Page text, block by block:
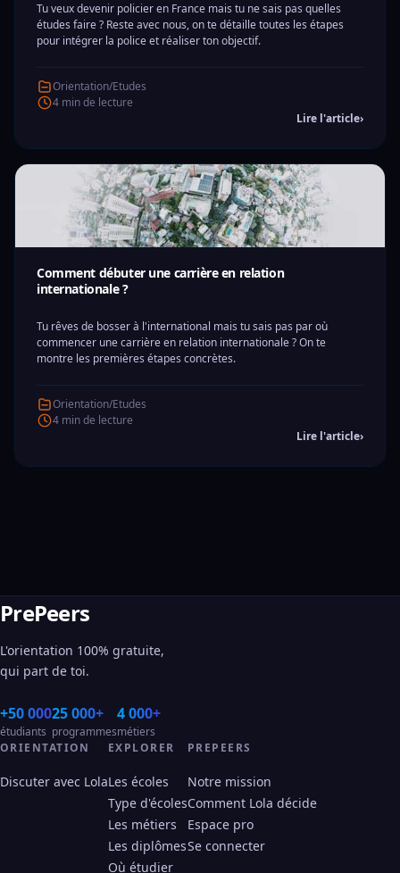
Tu veux devenir policier en France mais tu ne sais pas quelles
études faire ? Reste avec nous, on te détaille toutes les étapes
pour intégrer la police et réaliser ton objectif.
Orientation/Etudes
4 min de lecture
Lire l'article›
Comment débuter une carrière en relation
internationale ?
Tu rêves de bosser à l'international mais tu sais pas par où
commencer une carrière en relation internationale ? On te
montre les premières étapes concrètes.
Orientation/Etudes
4 min de lecture
Lire l'article›
PrePeers
L'orientation 100% gratuite,
qui part de toi.
+50 000
étudiants
25 000+
programmes
4 000+
métiers
ORIENTATION
Discuter avec Lola
EXPLORER
Les écoles
Type d'écoles
Les métiers
Les diplômes
Où étudier
PREPEERS
Notre mission
Comment Lola décide
Espace pro
Se connecter